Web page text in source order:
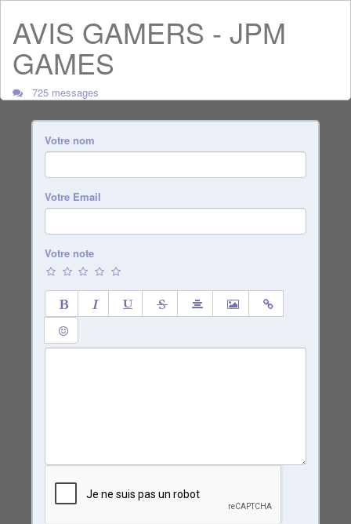
AVIS GAMERS - JPM
GAMES
725 messages
Votre nom
Votre Email
Votre note